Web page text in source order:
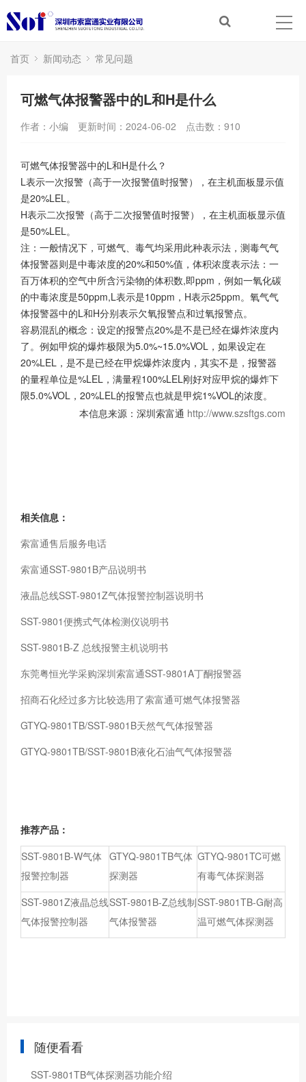
首页 新闻动态 常见问题
可燃气体报警器中的L和H是什么
作者：小编 更新时间：2024-06-02 点击数： 910
可燃气体报警器中的L和H是什么？
L表示一次报警（高于一次报警值时报警），在主机面板显示值
是20%LEL。
H表示二次报警（高于二次报警值时报警），在主机面板显示值
是50%LEL。
注：一般情况下，可燃气、毒气均采用此种表示法，测毒气气
体报警器则是中毒浓度的20%和50%值，体积浓度表示法：一
百万体积的空气中所含污染物的体积数,即ppm，例如一氧化碳
的中毒浓度是50ppm,L表示是10ppm，H表示25ppm。氧气气
体报警器中的L和H分别表示欠氧报警点和过氧报警点。
容易混乱的概念：设定的报警点20%是不是已经在爆炸浓度内
了。例如甲烷的爆炸极限为5.0%~15.0%VOL，如果设定在
20%LEL，是不是已经在甲烷爆炸浓度内，其实不是，报警器
的量程单位是%LEL，满量程100%LEL刚好对应甲烷的爆炸下
限5.0%VOL，20%LEL的报警点也就是甲烷1%VOL的浓度。
本信息来源：深圳索富通 http://www.szsftgs.com
相关信息：
索富通售后服务电话
索富通SST-9801B产品说明书
液晶总线SST-9801Z气体报警控制器说明书
SST-9801便携式气体检测仪说明书
SST-9801B-Z 总线报警主机说明书
东莞粤恒光学采购深圳索富通SST-9801A丁酮报警器
招商石化经过多方比较选用了索富通可燃气体报警器
GTYQ-9801TB/SST-9801B天然气气体报警器
GTYQ-9801TB/SST-9801B液化石油气气体报警器
推荐产品：
SST-9801B-W气体
报警控制器
GTYQ-9801TB气体
探测器
GTYQ-9801TC可燃
有毒气体探测器
SST-9801Z液晶总线
气体报警控制器
SST-9801B-Z总线制
气体报警器
SST-9801TB-G耐高
温可燃气体探测器
随便看看
SST-9801TB气体探测器功能介绍